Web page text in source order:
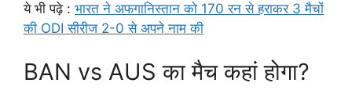
ये भी पढ़े : भारत ने अफगानिस्तान को 170 रन से हराकर 3 मैचों
की ODI सीरीज 2-0 से अपने नाम की
BAN vs AUS का मैच कहां होगा?